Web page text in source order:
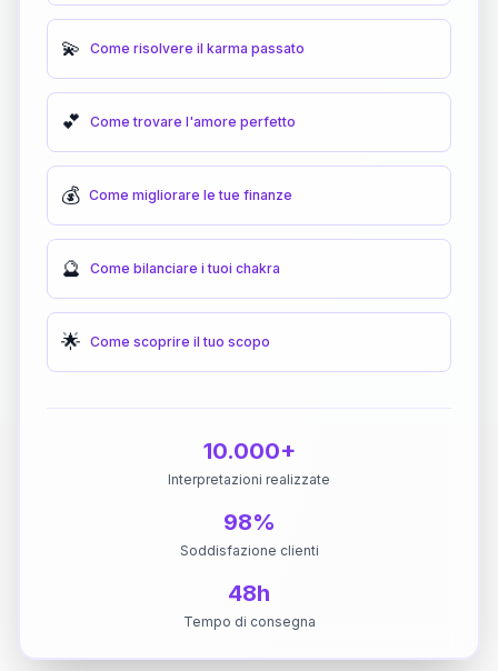
💫 Come risolvere il karma passato
💕 Come trovare l'amore perfetto
💰 Come migliorare le tue finanze
🔮 Come bilanciare i tuoi chakra
🌟 Come scoprire il tuo scopo
10.000+
Interpretazioni realizzate
98%
Soddisfazione clienti
48h
Tempo di consegna